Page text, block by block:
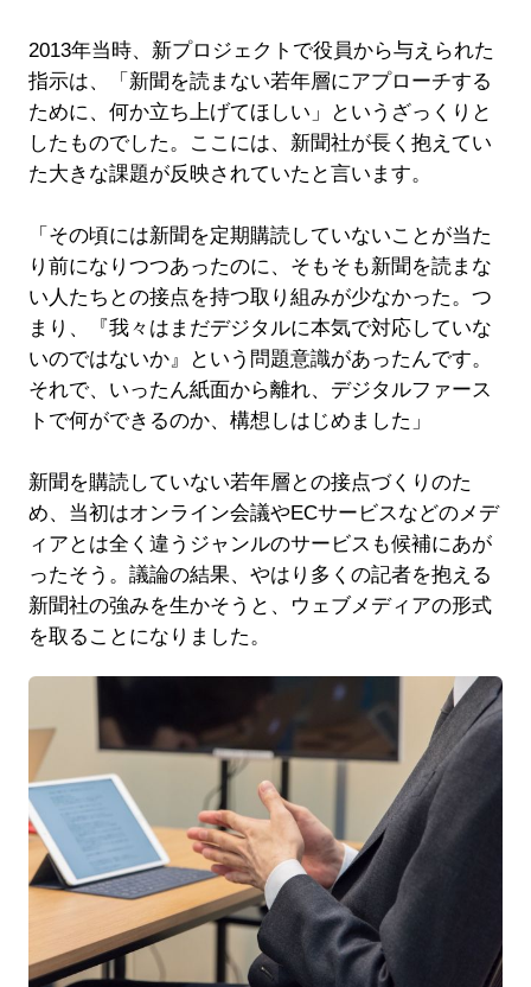
2013年当時、新プロジェクトで役員から与えられた
指示は、「新聞を読まない若年層にアプローチする
ために、何か立ち上げてほしい」というざっくりと
したものでした。ここには、新聞社が長く抱えてい
た大きな課題が反映されていたと言います。
「その頃には新聞を定期購読していないことが当た
り前になりつつあったのに、そもそも新聞を読まな
い人たちとの接点を持つ取り組みが少なかった。つ
まり、『我々はまだデジタルに本気で対応していな
いのではないか』という問題意識があったんです。
それで、いったん紙面から離れ、デジタルファース
トで何ができるのか、構想しはじめました」
新聞を購読していない若年層との接点づくりのた
め、当初はオンライン会議やECサービスなどのメデ
ィアとは全く違うジャンルのサービスも候補にあが
ったそう。議論の結果、やはり多くの記者を抱える
新聞社の強みを生かそうと、ウェブメディアの形式
を取ることになりました。